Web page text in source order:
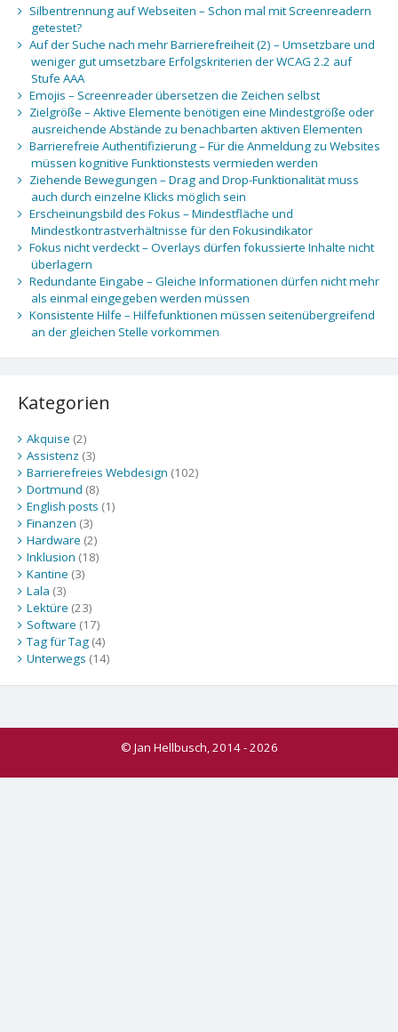
Silbentrennung auf Webseiten – Schon mal mit Screenreadern
getestet?
Auf der Suche nach mehr Barrierefreiheit (2) – Umsetzbare und
weniger gut umsetzbare Erfolgskriterien der WCAG 2.2 auf
Stufe AAA
Emojis – Screenreader übersetzen die Zeichen selbst
Zielgröße – Aktive Elemente benötigen eine Mindestgröße oder
ausreichende Abstände zu benachbarten aktiven Elementen
Barrierefreie Authentifizierung – Für die Anmeldung zu Websites
müssen kognitive Funktionstests vermieden werden
Ziehende Bewegungen – Drag and Drop-Funktionalität muss
auch durch einzelne Klicks möglich sein
Erscheinungsbild des Fokus – Mindestfläche und
Mindestkontrastverhältnisse für den Fokusindikator
Fokus nicht verdeckt – Overlays dürfen fokussierte Inhalte nicht
überlagern
Redundante Eingabe – Gleiche Informationen dürfen nicht mehr
als einmal eingegeben werden müssen
Konsistente Hilfe – Hilfefunktionen müssen seitenübergreifend
an der gleichen Stelle vorkommen
Kategorien
Akquise (2)
Assistenz (3)
Barrierefreies Webdesign (102)
Dortmund (8)
English posts (1)
Finanzen (3)
Hardware (2)
Inklusion (18)
Kantine (3)
Lala (3)
Lektüre (23)
Software (17)
Tag für Tag(4)
Unterwegs (14)
© Jan Hellbusch, 2014 - 2026